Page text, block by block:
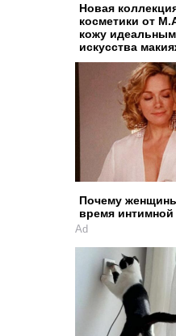
Новая
косметики от
кожу
искусства
Почему
время интимной
Ad